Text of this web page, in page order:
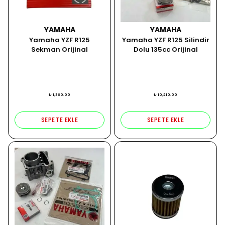
YAMAHA
Yamaha YZF R125
Sekman Orijinal
₺ 1,380.00
SEPETE EKLE
YAMAHA
Yamaha YZF R125 Silindir
Dolu 135cc Orijinal
₺ 10,210.00
SEPETE EKLE